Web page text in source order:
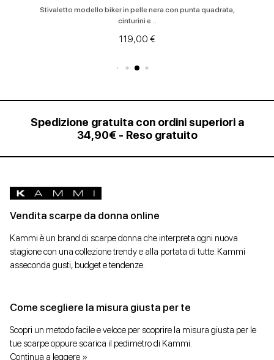
Stivaletto modello biker in pelle nera con punta quadrata,
cinturini e...
119,00 €
Spedizione gratuita con ordini superiori a
34,90€ - Reso gratuito
Vendita scarpe da donna online
Kammi è un brand di scarpe donna che interpreta ogni nuova
stagione con una collezione trendy e alla portata di tutte. Kammi
asseconda gusti, budget e tendenze.
Come scegliere la misura giusta per te
Scopri un metodo facile e veloce per scoprire la misura giusta per le
tue scarpe oppure scarica il pedimetro di Kammi.
Continua a leggere »